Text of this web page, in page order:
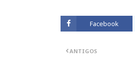
Facebook
ANTIGOS